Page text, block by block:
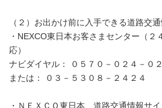
（２）お出かけ前に入手できる道路交
・NEXCO東日本お客さまセンター（２
応）
ナビダイヤル： ０５７０－０２４－０
または： ０３－５３０８－２４２４
・ＮＥＸＣＯ東日本 道路交通情報サイ